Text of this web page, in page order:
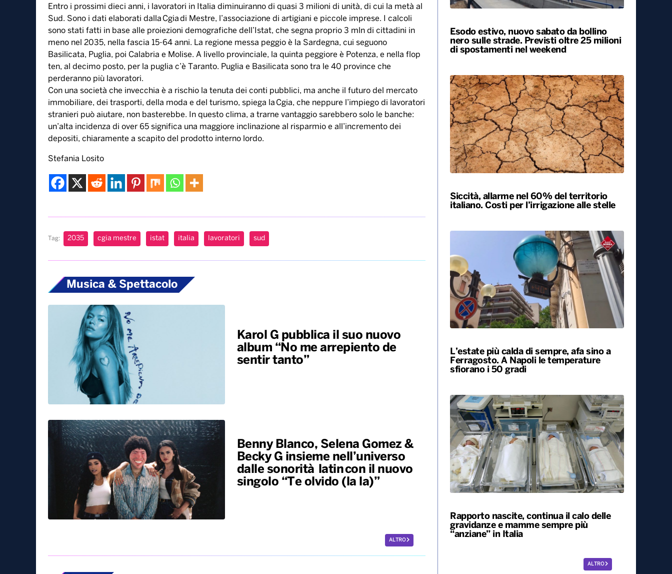
Entro i prossimi dieci anni, i lavoratori in Italia diminuiranno di quasi 3 milioni di unità, di cui la metà al
Sud. Sono i dati elaborati dalla Cgia di Mestre, l’associazione di artigiani e piccole imprese. I calcoli
sono stati fatti in base alle proiezioni demografiche dell’Istat, che segna proprio 3 mln di cittadini in
meno nel 2035, nella fascia 15-64 anni. La regione messa peggio è la Sardegna, cui seguono
Basilicata, Puglia, poi Calabria e Molise. A livello provinciale, la quinta peggiore è Potenza, e nella flop
ten, al decimo posto, per la puglia c’è Taranto. Puglia e Basilicata sono tra le 40 province che
perderanno più lavoratori.
Con una società che invecchia è a rischio la tenuta dei conti pubblici, ma anche il futuro del mercato
immobiliare, dei trasporti, della moda e del turismo, spiega la Cgia, che neppure l’impiego di lavoratori
stranieri può aiutare, non basterebbe. In questo clima, a trarne vantaggio sarebbero solo le banche:
un’alta incidenza di over 65 significa una maggiore inclinazione al risparmio e all’incremento dei
depositi, chiaramente a scapito del prodotto interno lordo.
Stefania Losito
Tag: 2035 cgia mestre istat italia lavoratori sud
Musica & Spettacolo
Karol G pubblica il suo nuovo
album “No me arrepiento de
sentir tanto”
Benny Blanco, Selena Gomez &
Becky G insieme nell’universo
dalle sonorità latin con il nuovo
singolo “Te olvido (la la)”
ALTRO
Esodo estivo, nuovo sabato da bollino
nero sulle strade. Previsti oltre 25 milioni
di spostamenti nel weekend
Siccità, allarme nel 60% del territorio
italiano. Costi per l’irrigazione alle stelle
L’estate più calda di sempre, afa sino a
Ferragosto. A Napoli le temperature
sfiorano i 50 gradi
Rapporto nascite, continua il calo delle
gravidanze e mamme sempre più
“anziane” in Italia
ALTRO